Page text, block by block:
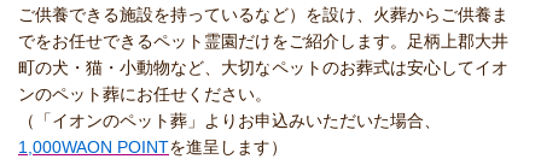
ご供養できる施設を持っているなど）を設け、火葬からご供養ま
でをお任せできるペット霊園だけをご紹介します。足柄上郡大井
町の犬・猫・小動物など、大切なペットのお葬式は安心してイオ
ンのペット葬にお任せください。
（「イオンのペット葬」よりお申込みいただいた場合、
1,000WAON POINTを進呈します）